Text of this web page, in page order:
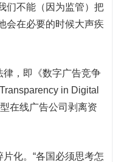
们不能（因为监管）把
会在必要的时候大声疾
，即《数字广告竞争
in Digital
在线广告公司剥离资
化。“各国必须思考怎